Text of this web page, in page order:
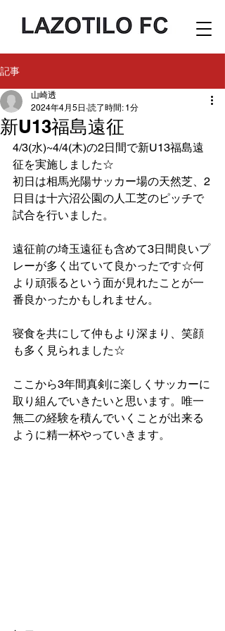
記事
新U13福島遠征
山崎透
2024年4月5日 読了時間: 1分
4/3(水)~4/4(木)の2日間で新U13福島遠
征を実施しました☆
初日は相馬光陽サッカー場の天然芝、2
日目は十六沼公園の人工芝のピッチで
試合を行いました。
遠征前の埼玉遠征も含めて3日間良いプ
レーが多く出ていて良かったです☆何
より頑張るという面が見れたことが一
番良かったかもしれません。
寝食を共にして仲もより深まり、笑顔
も多く見られました☆
ここから3年間真剣に楽しくサッカーに
取り組んでいきたいと思います。唯一
無二の経験を積んでいくことが出来る
ように精一杯やっていきます。